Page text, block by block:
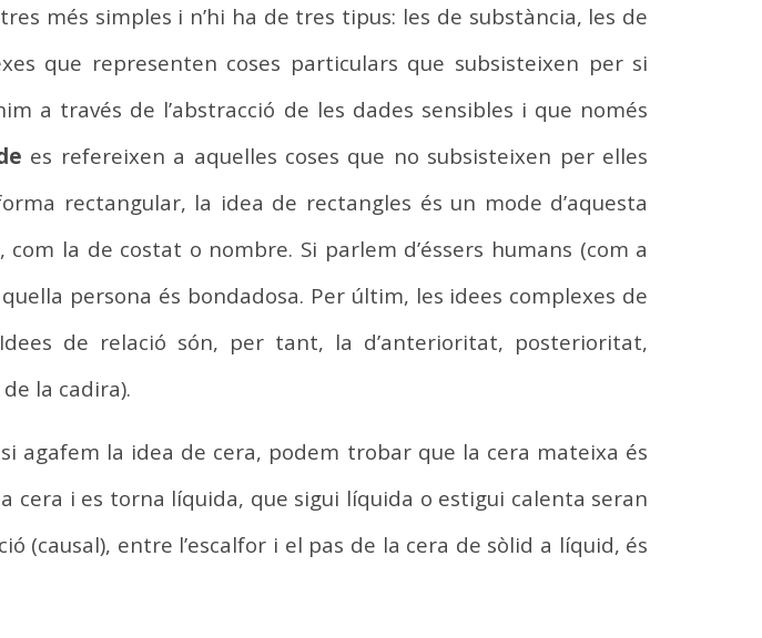
més simples i n’hi ha de tres tipus: les de substància, les de
que representen coses particulars que subsisteixen per si
a través de l’abstracció de les dades sensibles i que només
es refereixen a aquelles coses que no subsisteixen per elles
rectangular, la idea de rectangles és un mode d’aquesta
la de costat o nombre. Si parlem d’éssers humans (com a
persona és bondadosa. Per últim, les idees complexes de
de relació són, per tant, la d’anterioritat, posterioritat,
la cadira).
agafem la idea de cera, podem trobar que la cera mateixa és
cera i es torna líquida, que sigui líquida o estigui calenta seran
entre l’escalfor i el pas de la cera de sòlid a líquid, és